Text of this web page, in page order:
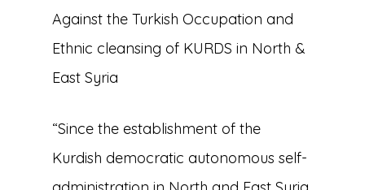
Against the Turkish Occupation and
Ethnic cleansing of KURDS in North &
East Syria
“Since the establishment of the
Kurdish democratic autonomous self-